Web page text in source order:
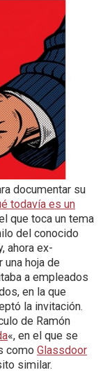
documentar su
todavía es un
que toca un tema
del conocido
ahora ex-
hoja de
a empleados
en la que
la invitación.
de Ramón
«, en el que se
como Glassdoor
similar.